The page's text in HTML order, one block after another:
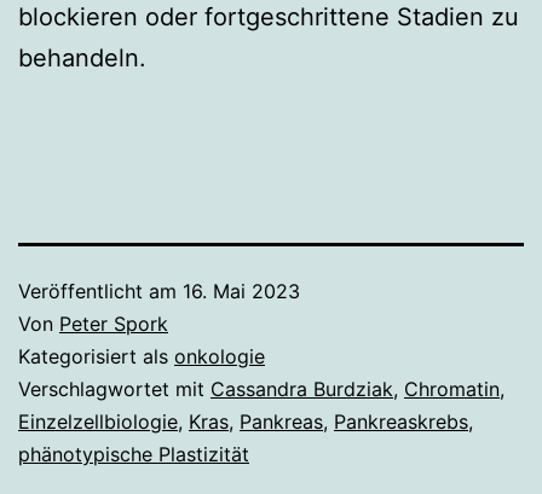
blockieren oder fortgeschrittene Stadien zu
behandeln.
Veröffentlicht am 16. Mai 2023
Von Peter Spork
Kategorisiert als onkologie
Verschlagwortet mit Cassandra Burdziak, Chromatin,
Einzelzellbiologie, Kras, Pankreas, Pankreaskrebs,
phänotypische Plastizität